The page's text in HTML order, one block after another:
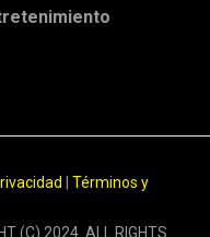
Términos y
(C) 2024. ALL RIGHTS